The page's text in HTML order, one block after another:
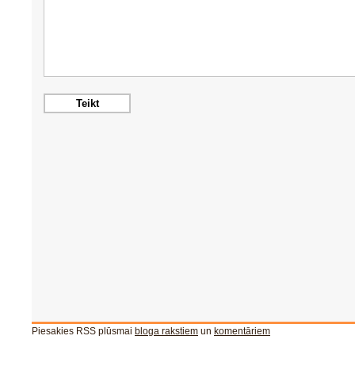
Piesakies RSS plūsmai bloga rakstiem un komentāriem